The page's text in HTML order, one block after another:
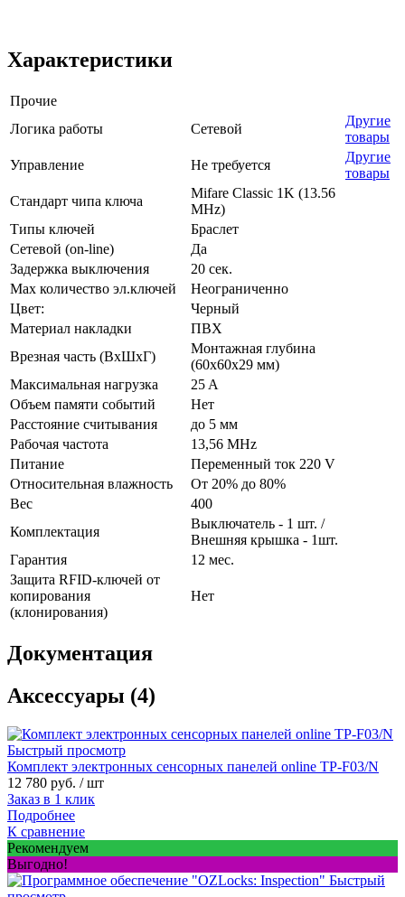
Характеристики
Прочие
Логика работы
Сетевой
Другие
товары
Управление
Не требуется
Другие
товары
Стандарт чипа ключа
Mifare Classic 1K (13.56
MHz)
Типы ключей
Браслет
Сетевой (on-line)
Да
Задержка выключения
20 сек.
Max количество эл.ключей
Неограниченно
Цвет:
Черный
Материал накладки
ПВХ
Врезная часть (ВхШхГ)
Монтажная глубина
(60х60х29 мм)
Максимальная нагрузка
25 A
Объем памяти событий
Нет
Расстояние считывания
до 5 мм
Рабочая частота
13,56 MHz
Питание
Переменный ток 220 V
Относительная влажность
От 20% до 80%
Вес
400
Комплектация
Выключатель - 1 шт. /
Внешняя крышка - 1шт.
Гарантия
12 мес.
Защита RFID-ключей от
копирования
(клонирования)
Нет
Документация
Аксессуары (4)
Быстрый просмотр
Комплект электронных сенсорных панелей online TP-F03/N
12 780 руб. / шт
Заказ в 1 клик
Подробнее
К сравнение
Рекомендуем
Выгодно!
Быстрый